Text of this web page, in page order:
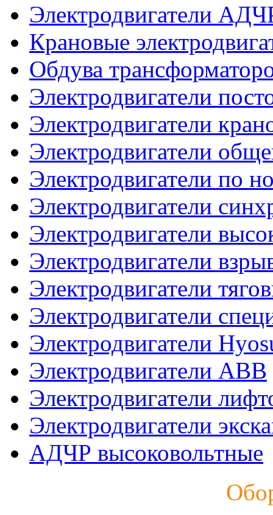
Электродвигатели
Крановые
Обдува
Электродвигатели
Электродвигатели
Электродвигатели
Электродвигатели по
Электродвигатели
Электродвигатели
Электродвигатели
Электродвигатели
Электродвигатели
Электродвигатели
Электродвигатели ABB
Электродвигатели
Электродвигатели
АДЧР высоковольтные